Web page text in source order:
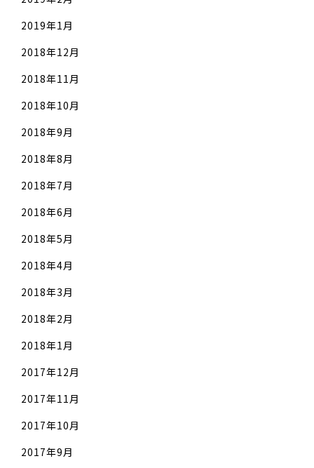
2019年1月
2018年12月
2018年11月
2018年10月
2018年9月
2018年8月
2018年7月
2018年6月
2018年5月
2018年4月
2018年3月
2018年2月
2018年1月
2017年12月
2017年11月
2017年10月
2017年9月